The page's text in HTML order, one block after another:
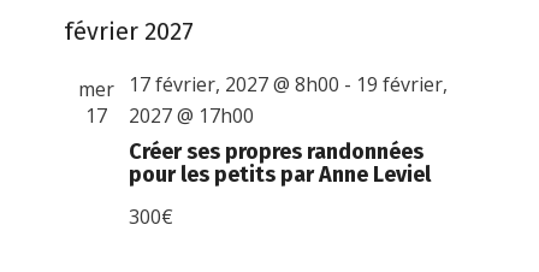
février 2027
mer
17
Créer ses propres randonnées
pour les petits par Anne Leviel
17 février, 2027 @ 8h00 - 19 février,
2027 @ 17h00
300€